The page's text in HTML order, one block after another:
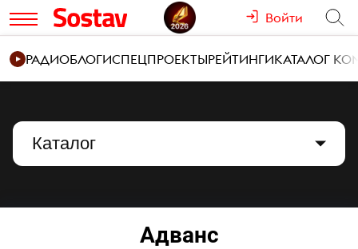
Войти
РАДИОБЛОГИСПЕЦПРОЕКТЫРЕЙТИНГИКАТАЛОГ
Каталог
Адванс